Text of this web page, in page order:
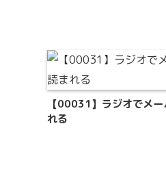
【00031】ラジオでメ
れる